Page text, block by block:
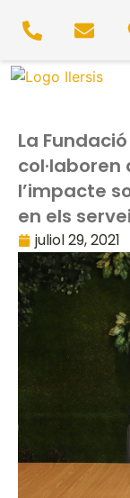
La
l’impacte
en els
juliol 29, 2021